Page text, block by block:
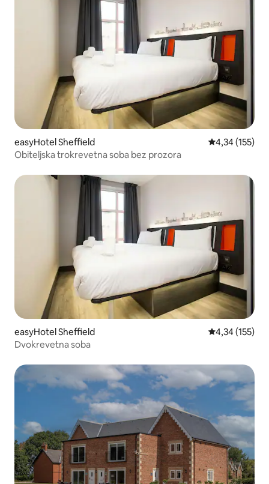
easyHotel Sheffield Prosječna
4,34 (155)
Obiteljska trokrevetna soba bez prozora
easyHotel Sheffield Prosječna
4,34 (155)
Dvokrevetna soba